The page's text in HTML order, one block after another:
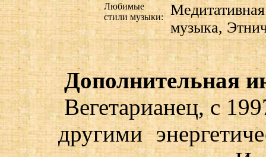
Любимые
стили музыки:
музыка,
Дополнительная
Вегетарианец, с
другими